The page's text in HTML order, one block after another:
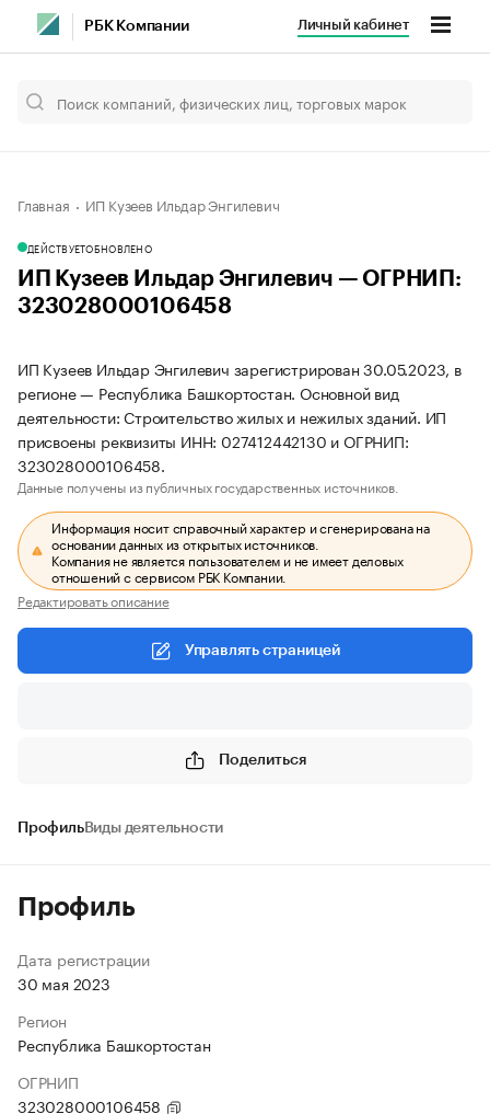
РБК Компании Личный кабинет
Главная ИП Кузеев Ильдар Энгилевич
ДЕЙСТВУЕТОБНОВЛЕНО
ИП Кузеев Ильдар Энгилевич — ОГРНИП:
323028000106458
ИП Кузеев Ильдар Энгилевич зарегистрирован 30.05.2023, в
регионе — Республика Башкортостан. Основной вид
деятельности: Строительство жилых и нежилых зданий. ИП
присвоены реквизиты ИНН: 027412442130 и ОГРНИП:
323028000106458.
Данные получены из публичных государственных источников.
Информация носит справочный характер и сгенерирована на
основании данных из открытых источников.
Компания не является пользователем и не имеет деловых
отношений с сервисом РБК Компании.
Редактировать описание
Управлять страницей
Поделиться
ПрофильВиды деятельности
Профиль
Дата регистрации
30 мая 2023
Регион
Республика Башкортостан
ОГРНИП
323028000106458